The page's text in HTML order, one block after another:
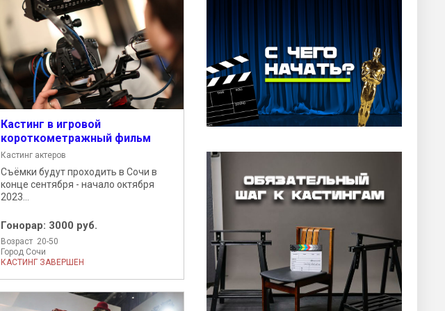
Кастинг в игровой
короткометражный фильм
Кастинг актеров
Съёмки будут проходить в Сочи в
конце сентября - начало октября
2023...
Гонорар: 3000 руб.
Возраст 20-50
Город Сочи
КАСТИНГ ЗАВЕРШЕН